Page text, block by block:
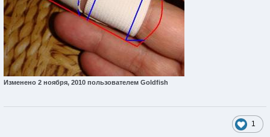
Изменено 2 ноября, 2010 пользователем Goldfish
1